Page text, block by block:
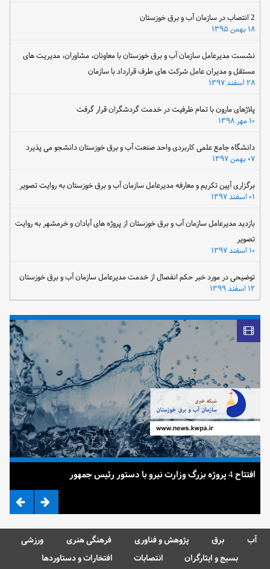
۱۸ بهمن ۱۳۹۵
نشست مدیرعامل سازمان آب و برق خوزستان با معاونان، مشاوران، مدیریت های
مستقل و مدیران عامل شرکت های طرف قرارداد با سازمان
۲۸ اسفند ۱۳۹۷
پلاژهای مارون با تمام ظرفیت در خدمت گردشگران قرار گرفت
دانشگاه جامع علمی کاربردی واحد صنعت آب و برق خوزستان دانشجو می پذیرد
۰۷ بهمن ۱۳۹۷
برگزاری آیین تکریم و معارفه مدیرعامل سازمان آب و برق خوزستان به روایت تصویر
بازدید مدیرعامل سازمان آب و برق خوزستان از پروژه های آبادان و خرمشهر به روایت
تصویر
توضیحی در مورد خبر حکم انفصال از خدمت مدیرعامل سازمان آب و برق خوزستان
۱۲ اسفند ۱۳۹۹
افتتاح 4 پروژه بزرگ وزارت نیرو با دستور رئیس جمهور
آب برق پژوهش و فناوری فرهنگی هنری
ورزشی
بسیج و ایثارگران
انتصابات افتخارات و دستاوردها